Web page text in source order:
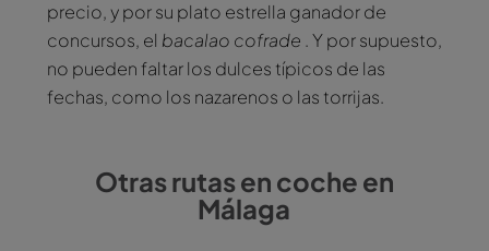
precio, y por su plato estrella ganador de
concursos, el bacalao cofrade . Y por supuesto,
no pueden faltar los dulces típicos de las
fechas, como los nazarenos o las torrijas.
Otras rutas en coche en
Málaga